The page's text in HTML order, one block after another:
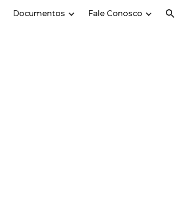
Documentos Fale Conosco